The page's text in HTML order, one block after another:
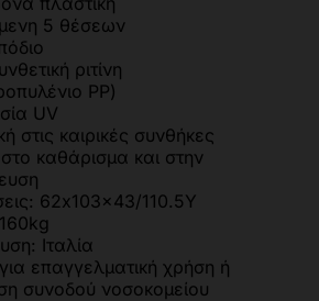
5 θέσεων
ριτίνη
PP)
UV
στις καιρικές συνθήκες
καθάρισμα και στην
62x103x43/110.5Y
Ιταλία
για επαγγελματική χρήση ή
συνοδού νοσοκομείου